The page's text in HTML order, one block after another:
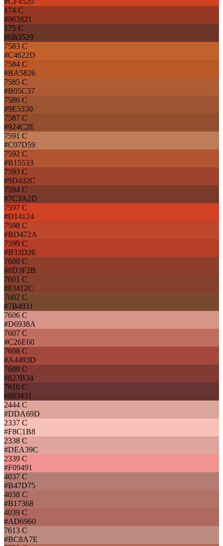
174 C
#963821
175 C
#6B3529
7583 C
#C4622D
7584 C
#BA5826
7585 C
#B05C37
7586 C
#9E5330
7587 C
#924C2E
7591 C
#C07D59
7592 C
#B15533
7593 C
#9D432C
7594 C
#7C3A2D
7597 C
#D14124
7598 C
#BD472A
7599 C
#B33D26
7600 C
#8D3F2B
7601 C
#83412C
7602 C
#7B4931
7606 C
#D6938A
7607 C
#C26E60
7608 C
#A4493D
7609 C
#823B34
7610 C
#683431
2444 C
#DDA69D
2337 C
#F8C1B8
2338 C
#DEA39C
2339 C
#F09491
4037 C
#B47D75
4038 C
#B17368
4039 C
#AD6960
7613 C
#BC8A7E